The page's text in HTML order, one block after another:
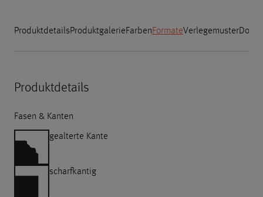
ProduktdetailsProduktgalerieFarbenFormateVerlegemuster
Produktdetails
Fasen & Kanten
gealterte Kante
scharfkantig